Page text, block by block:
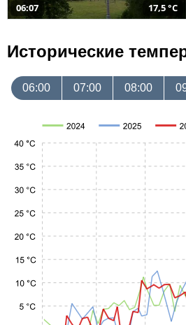
06:07 17,5 °C
Исторические
06:00 07:00 08:00